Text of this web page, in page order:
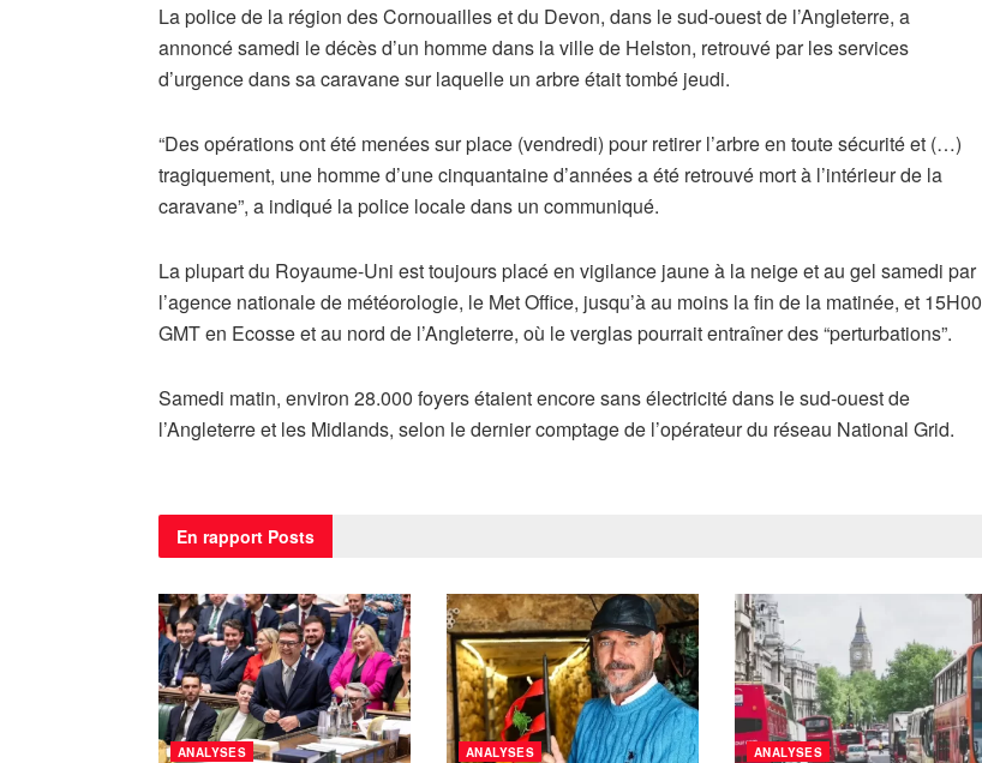
La police de la région des Cornouailles et du Devon, dans le sud-ouest de l’Angleterre, a
annoncé samedi le décès d’un homme dans la ville de Helston, retrouvé par les services
d’urgence dans sa caravane sur laquelle un arbre était tombé jeudi.
“Des opérations ont été menées sur place (vendredi) pour retirer l’arbre en toute sécurité et (…)
tragiquement, une homme d’une cinquantaine d’années a été retrouvé mort à l’intérieur de la
caravane”, a indiqué la police locale dans un communiqué.
La plupart du Royaume-Uni est toujours placé en vigilance jaune à la neige et au gel samedi par
l’agence nationale de météorologie, le Met Office, jusqu’à au moins la fin de la matinée, et 15H00
GMT en Ecosse et au nord de l’Angleterre, où le verglas pourrait entraîner des “perturbations”.
Samedi matin, environ 28.000 foyers étaient encore sans électricité dans le sud-ouest de
l’Angleterre et les Midlands, selon le dernier comptage de l’opérateur du réseau National Grid.
En rapport Posts
ANALYSES ANALYSES ANALYSES